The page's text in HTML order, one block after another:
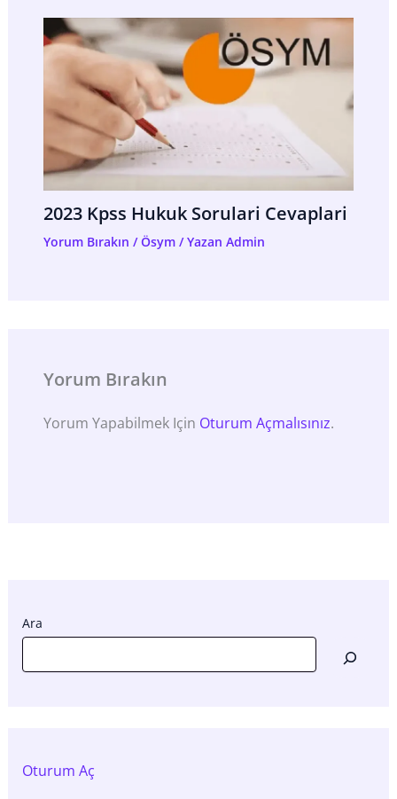
2023 Kpss Hukuk Sorulari Cevaplari
Yorum Bırakın /Ösym/ Yazan Admin
Yorum Bırakın
Yorum Yapabilmek Için Oturum Açmalısınız.
Ara
Oturum Aç